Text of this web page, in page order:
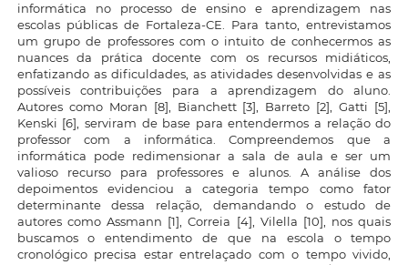
informática no processo de ensino e aprendizagem nas
escolas públicas de Fortaleza-CE. Para tanto, entrevistamos
um grupo de professores com o intuito de conhecermos as
nuances da prática docente com os recursos midiáticos,
enfatizando as dificuldades, as atividades desenvolvidas e as
possíveis contribuições para a aprendizagem do aluno.
Autores como Moran [8], Bianchett [3], Barreto [2], Gatti [5],
Kenski [6], serviram de base para entendermos a relação do
professor com a informática. Compreendemos que a
informática pode redimensionar a sala de aula e ser um
valioso recurso para professores e alunos. A análise dos
depoimentos evidenciou a categoria tempo como fator
determinante dessa relação, demandando o estudo de
autores como Assmann [1], Correia [4], Vilella [10], nos quais
buscamos o entendimento de que na escola o tempo
cronológico precisa estar entrelaçado com o tempo vivido,